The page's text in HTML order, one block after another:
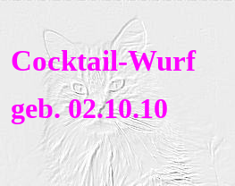
Cocktail-Wurf
geb. 02.10.10